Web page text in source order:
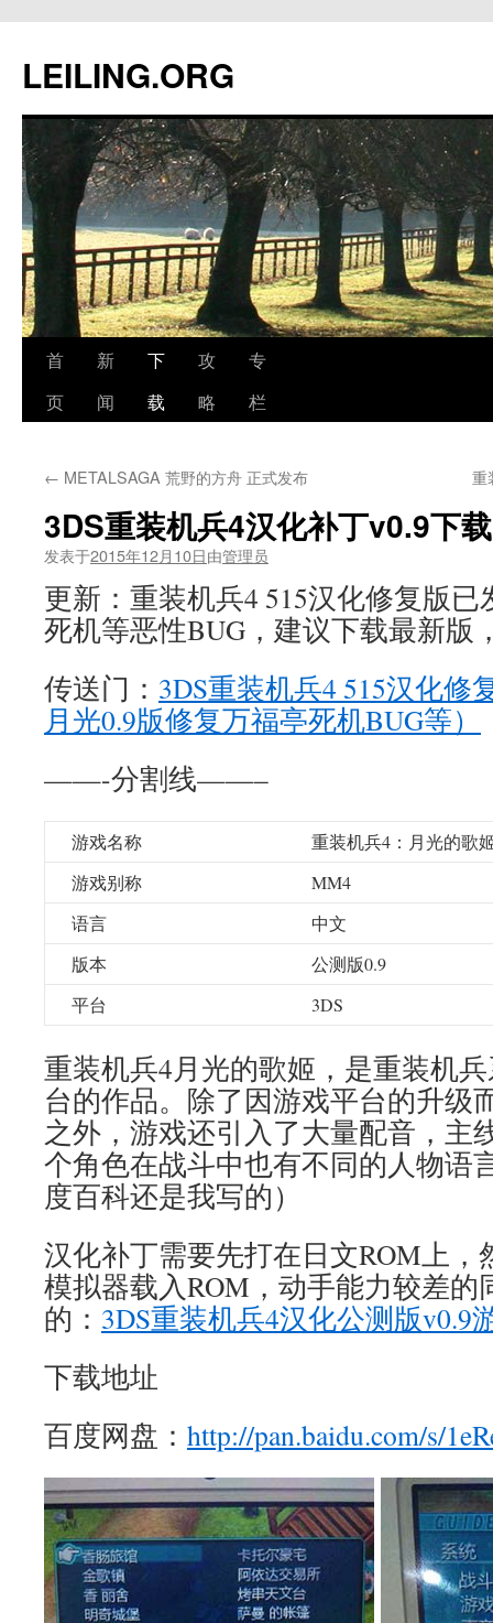
文
LEILING.ORG
首
页
新
闻
下
载
攻
略
专
栏
← METALSAGA 荒野的方舟 正式发布 重
3DS重装机兵4汉化补丁v0.9下载
发表于2015年12月10日由管理员
更新：重装机兵4 515汉化修复版
死机等恶性BUG，建议下载最新版
传送门： 3DS重装机兵4 515汉化修
月光0.9版修复万福亭死机BUG等）
——-分割线——–
游戏名称
重装机兵4：月光的歌
游戏别称
MM4
语言
中文
版本
公测版0.9
平台
3DS
重装机兵4月光的歌姬，是重装机
台的作品。除了因游戏平台的升级
之外，游戏还引入了大量配音，主
个角色在战斗中也有不同的人物语
度百科还是我写的）
汉化补丁需要先打在日文ROM上，
模拟器载入ROM，动手能力较差的
的： 3DS重装机兵4汉化公测版v0.9
下载地址
百度网盘： http://pan.baidu.com/s/